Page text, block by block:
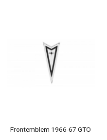
Frontemblem 1966-67 GTO